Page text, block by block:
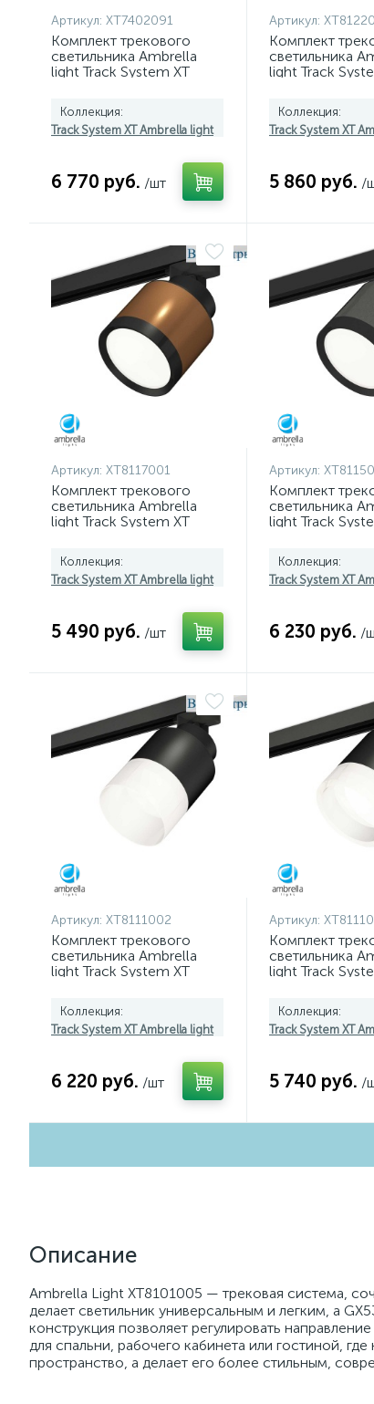
Артикул: XT7402091
Комплект трекового
светильника Ambrella
light Track System XT
C7402, N7142)
XT7402091
Коллекция:
Track System XT Ambrella light
6 770 руб. /шт
Артикул:
Комплект
светильника
light Track
N8113)
Коллекция:
Track System XT
5 860 руб. /
Артикул: XT8117001
Комплект трекового
светильника Ambrella
light Track System XT
N8113) XT8117001
Коллекция:
Track System XT Ambrella light
5 490 руб. /шт
Артикул:
Комплект
светильника
light Track
N8113)
Коллекция:
Track System XT
6 230 руб. /
Артикул: XT8111002
Комплект трекового
светильника Ambrella
light Track System XT
N8402) XT8111002
Коллекция:
Track System XT Ambrella light
6 220 руб. /шт
Артикул:
Комплект
светильника
light Track
N8401)
Коллекция:
Track System XT
5 740 руб. /
Описание
Ambrella Light XT8101005 — трековая система,
делает светильник универсальным и легким, а
конструкция позволяет регулировать
для спальни, рабочего кабинета или гостиной,
пространство, а делает его более стильным,